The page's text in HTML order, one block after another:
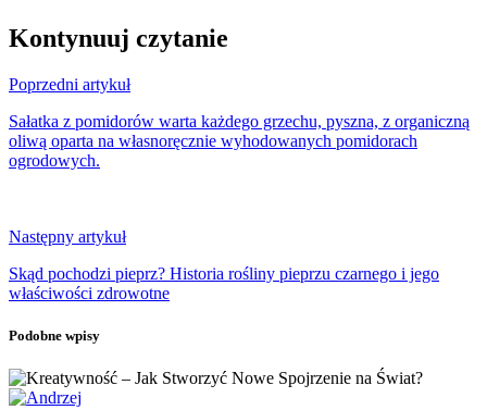
Kontynuuj czytanie
Poprzedni artykuł
Sałatka z pomidorów warta każdego grzechu, pyszna, z organiczną
oliwą oparta na własnoręcznie wyhodowanych pomidorach
ogrodowych.
Następny artykuł
Skąd pochodzi pieprz? Historia rośliny pieprzu czarnego i jego
właściwości zdrowotne
Podobne wpisy